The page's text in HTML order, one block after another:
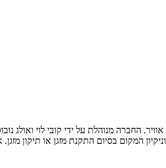
המקום בסיום התקנת מזגן או תיקון